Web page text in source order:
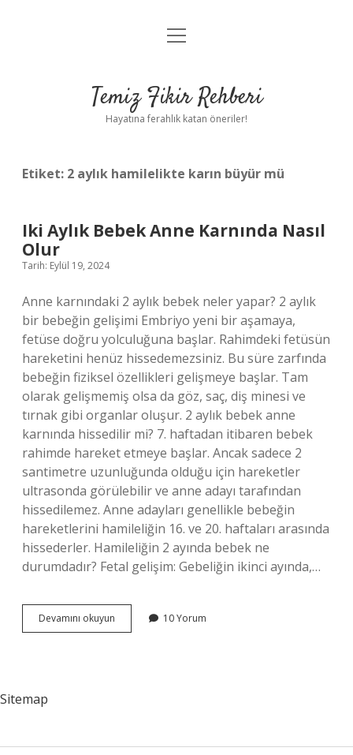
Anasayfa
Yasal Uyarı
menüyü
Temiz Fikir Rehberi
Hayatına ferahlık katan öneriler!
Etiket: 2 aylık hamilelikte karın büyür mü
Iki Aylık Bebek Anne Karnında Nasıl
Olur
Tarih: Eylül 19, 2024
Anne karnındaki 2 aylık bebek neler yapar? 2 aylık
bir bebeğin gelişimi Embriyo yeni bir aşamaya,
fetüse doğru yolculuğuna başlar. Rahimdeki fetüsün
hareketini henüz hissedemezsiniz. Bu süre zarfında
bebeğin fiziksel özellikleri gelişmeye başlar. Tam
olarak gelişmemiş olsa da göz, saç, diş minesi ve
tırnak gibi organlar oluşur. 2 aylık bebek anne
karnında hissedilir mi? 7. haftadan itibaren bebek
rahimde hareket etmeye başlar. Ancak sadece 2
santimetre uzunluğunda olduğu için hareketler
ultrasonda görülebilir ve anne adayı tarafından
hissedilemez. Anne adayları genellikle bebeğin
hareketlerini hamileliğin 16. ve 20. haftaları arasında
hissederler. Hamileliğin 2 ayında bebek ne
durumdadır? Fetal gelişim: Gebeliğin ikinci ayında,…
Devamını okuyun
Aylık
10 Yorum
Sitemap